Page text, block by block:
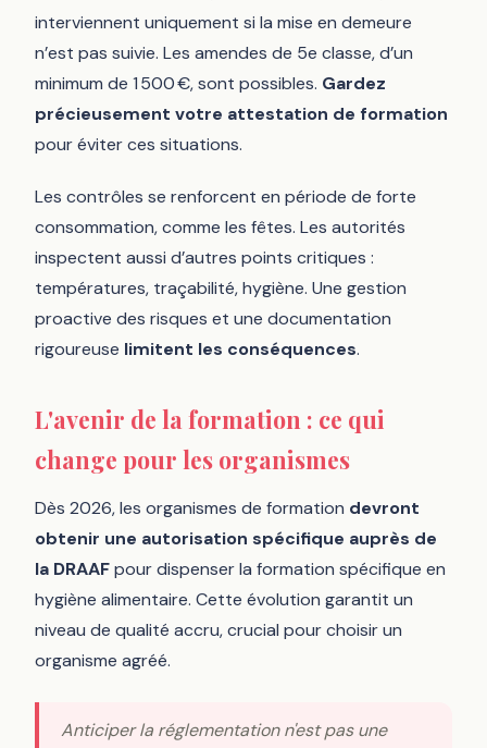
interviennent uniquement si la mise en demeure
n’est pas suivie. Les amendes de 5e classe, d’un
minimum de 1 500 €, sont possibles. Gardez
précieusement votre attestation de formation
pour éviter ces situations.
Les contrôles se renforcent en période de forte
consommation, comme les fêtes. Les autorités
inspectent aussi d’autres points critiques :
températures, traçabilité, hygiène. Une gestion
proactive des risques et une documentation
rigoureuse limitent les conséquences.
L'avenir de la formation : ce qui
change pour les organismes
Dès 2026, les organismes de formation devront
obtenir une autorisation spécifique auprès de
la DRAAFpour dispenser la formation spécifique en
hygiène alimentaire. Cette évolution garantit un
niveau de qualité accru, crucial pour choisir un
organisme agréé.
Anticiper la réglementation n'est pas une